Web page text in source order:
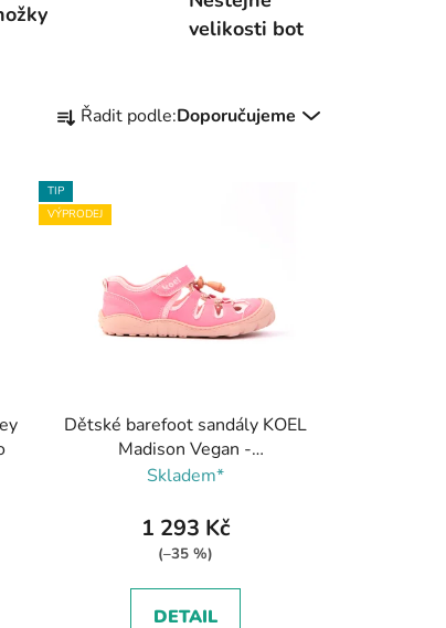
velikosti bot
a
e
n
k
Řadit podle:Doporučujeme
TIP
VÝPRODEJ
Dětské barefoot sandály KOEL
Madison Vegan -
Fuchsia/fuchsiová
Skladem*
1 293 Kč
(–35 %)
DETAIL